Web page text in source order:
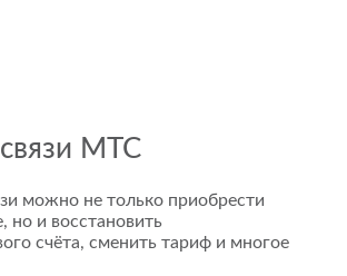
МТС
можно не только приобрести
но и восстановить
счёта, сменить тариф и многое